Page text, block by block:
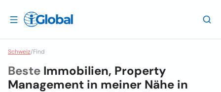
Schweiz/Find
Beste Immobilien, Property
Management in meiner Nähe in